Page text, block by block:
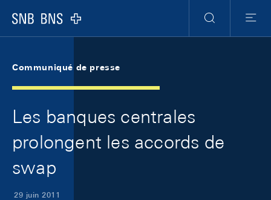
Logo
RechercheMenu
Communiqué de presse
Les banques centrales
prolongent les accords de
swap
29 juin 2011